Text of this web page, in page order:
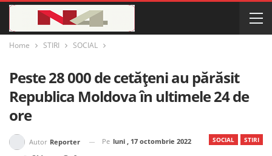
Home STIRI SOCIAL
Peste 28 000 de cetățeni au părăsit
Republica Moldova în ultimele 24 de
ore
SOCIAL STIRI
Autor Reporter Pe luni , 17 octombrie 2022